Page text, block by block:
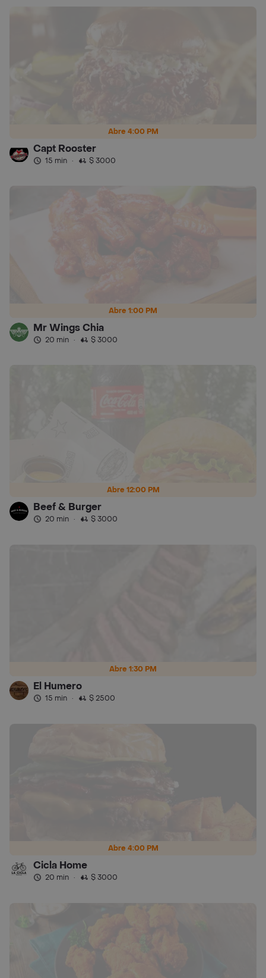
Abre 4:00 PM
Capt Rooster
15 min · $ 3000
Abre 1:00 PM
Mr Wings Chia
20 min · $ 3000
Abre 12:00 PM
Beef & Burger
20 min · $ 3000
Abre 1:30 PM
El Humero
15 min · $ 2500
Abre 4:00 PM
Cicla Home
20 min · $ 3000